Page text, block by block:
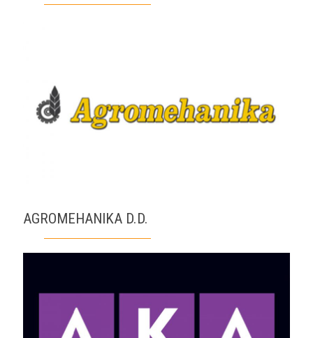
AGROMEHANIKA D.D.